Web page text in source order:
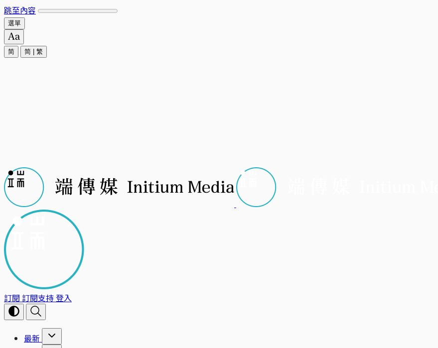
跳至內容
選單
简 简 繁
訂閱 訂閱支持登入
最新